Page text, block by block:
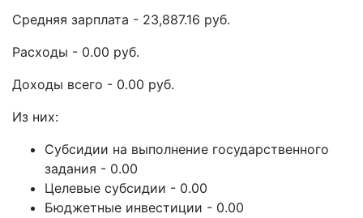
Средняя зарплата - 23,887.16 руб.
Расходы - 0.00 руб.
Доходы всего - 0.00 руб.
Из них:
Субсидии на выполнение государственного
задания - 0.00
Целевые субсидии - 0.00
Бюджетные инвестиции - 0.00